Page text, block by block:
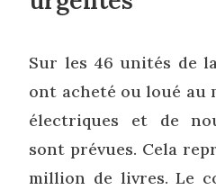
Sur les 46 unités de
ont acheté ou loué au
électriques et de
sont prévues. Cela
million de livres. Le